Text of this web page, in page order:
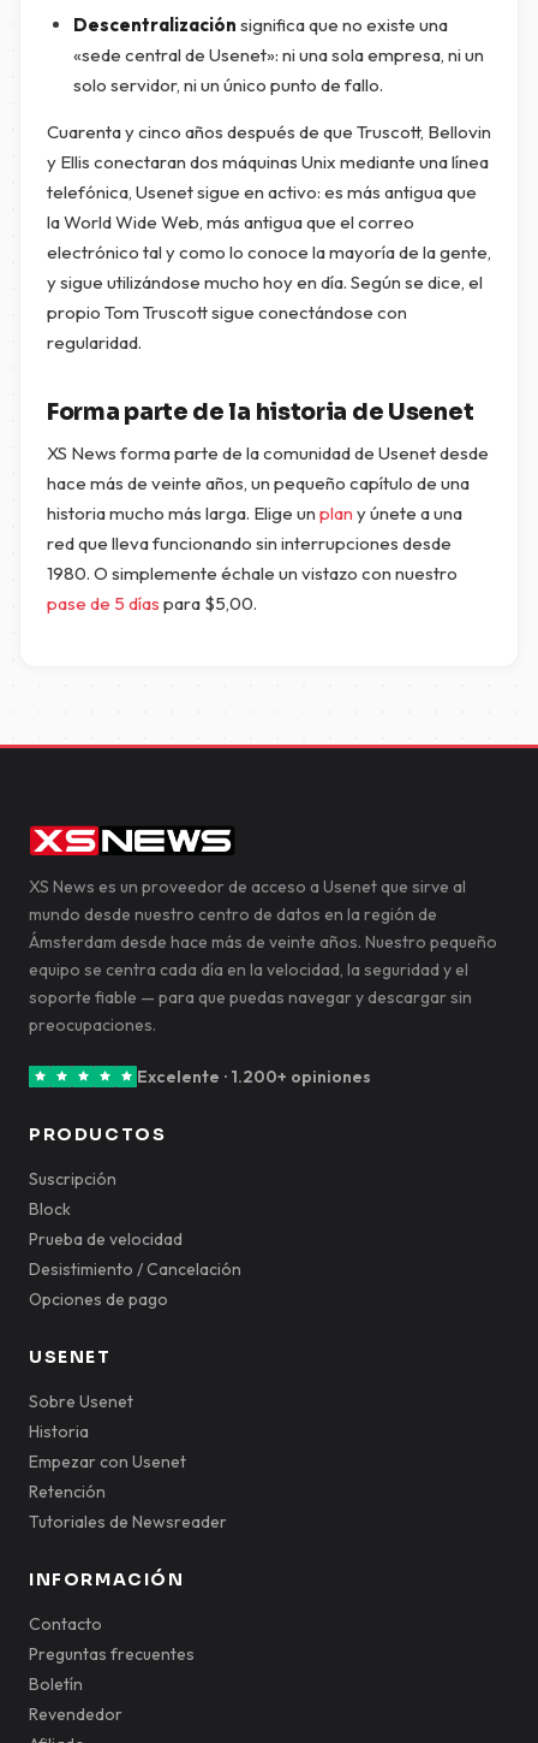
Descentralización significa que no existe una
«sede central de Usenet»: ni una sola empresa, ni un
solo servidor, ni un único punto de fallo.
Cuarenta y cinco años después de que Truscott, Bellovin
y Ellis conectaran dos máquinas Unix mediante una línea
telefónica, Usenet sigue en activo: es más antigua que
la World Wide Web, más antigua que el correo
electrónico tal y como lo conoce la mayoría de la gente,
y sigue utilizándose mucho hoy en día. Según se dice, el
propio Tom Truscott sigue conectándose con
regularidad.
Forma parte de la historia de Usenet
XS News forma parte de la comunidad de Usenet desde
hace más de veinte años, un pequeño capítulo de una
historia mucho más larga. Elige un plan y únete a una
red que lleva funcionando sin interrupciones desde
1980. O simplemente échale un vistazo con nuestro
pase de 5 días para $5,00.
XS News es un proveedor de acceso a Usenet que sirve al
mundo desde nuestro centro de datos en la región de
Ámsterdam desde hace más de veinte años. Nuestro pequeño
equipo se centra cada día en la velocidad, la seguridad y el
soporte fiable — para que puedas navegar y descargar sin
preocupaciones.
Excelente · 1.200+ opiniones
PRODUCTOS
Suscripción
Block
Prueba de velocidad
Desistimiento / Cancelación
Opciones de pago
USENET
Sobre Usenet
Historia
Empezar con Usenet
Retención
Tutoriales de Newsreader
INFORMACIÓN
Contacto
Preguntas frecuentes
Boletín
Revendedor